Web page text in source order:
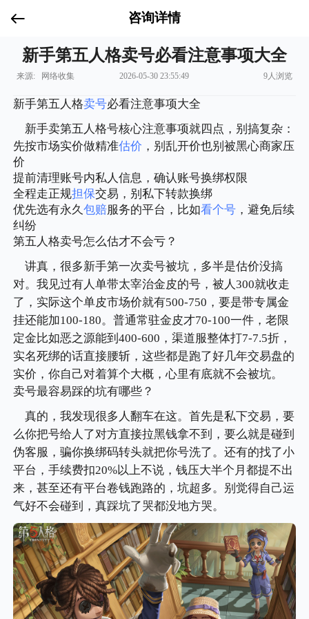
咨询详情
新手第五人格卖号必看注意事项大全
来源: 网络收集 2026-05-30 23:55:49 9人浏览
新手第五人格卖号必看注意事项大全
新手卖第五人格号核心注意事项就四点，别搞复杂：
先按市场实价做精准估价 ，别乱开价也别被黑心商家压
价
提前清理账号内私人信息，确认账号换绑权限
全程走正规担保交易，别私下转款换绑
优先选有永久包赔服务的平台，比如看个号 ，避免后续
纠纷
第五人格卖号怎么估才不会亏？
讲真，很多新手第一次卖号被坑，多半是估价没搞
对。我见过有人单带太宰治金皮的号，被人300就收走
了，实际这个单皮市场价就有500-750，要是带专属金
挂还能加100-180。普通常驻金皮才70-100一件，老限
定金比如恶之源能到400-600，渠道服整体打7-7.5折，
实名死绑的话直接腰斩，这些都是跑了好几年交易盘的
实价，你自己对着算个大概，心里有底就不会被坑。
卖号最容易踩的坑有哪些？
真的，我发现很多人翻车在这。首先是私下交易，要
么你把号给人了对方直接拉黑钱拿不到，要么就是碰到
伪客服，骗你换绑码转头就把你号洗了。还有的找了小
平台，手续费扣20%以上不说，钱压大半个月都提不出
来，甚至还有平台卷钱跑路的，坑超多。别觉得自己运
气好不会碰到，真踩坑了哭都没地方哭。